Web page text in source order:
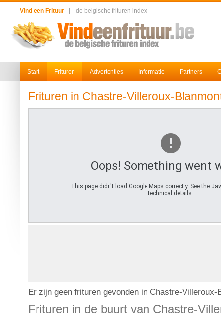
Vind een Frituur de belgische frituren index
Start Frituren Advertenties Informatie Partners
Frituren in Chastre-Villeroux-
Oops! Something went
This page didn't load Google Maps correctly. See the
technical details.
Er zijn geen frituren gevonden in Chastre-Villeroux-
Frituren in de buurt van Chastre-